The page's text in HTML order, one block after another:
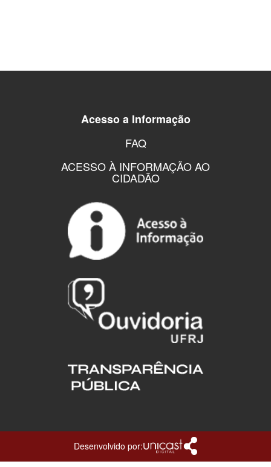
Acesso a Informação
FAQ
ACESSO À INFORMAÇÃO AO
CIDADÃO
Desenvolvido por: